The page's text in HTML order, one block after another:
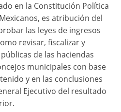
en la Constitución Política
es atribución del
las leyes de ingresos
revisar, fiscalizar y
de las haciendas
municipales con base
y en las conclusiones
Ejecutivo del resultado